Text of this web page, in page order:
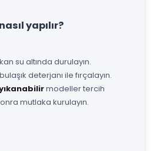
yapılır?
su altında durulayın.
deterjanı ile fırçalayın.
modeller tercih
mutlaka kurulayın.